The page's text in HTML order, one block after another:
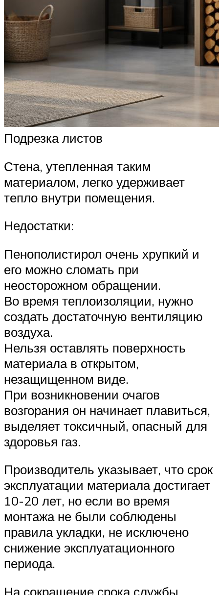
Подрезка листов
Стена, утепленная таким
материалом, легко удерживает
тепло внутри помещения.
Недостатки:
Пенополистирол очень хрупкий и
его можно сломать при
неосторожном обращении.
Во время теплоизоляции, нужно
создать достаточную вентиляцию
воздуха.
Нельзя оставлять поверхность
материала в открытом,
незащищенном виде.
При возникновении очагов
возгорания он начинает плавиться,
выделяет токсичный, опасный для
здоровья газ.
Производитель указывает, что срок
эксплуатации материала достигает
10-20 лет, но если во время
монтажа не были соблюдены
правила укладки, не исключено
снижение эксплуатационного
периода.
На сокращение срока службы